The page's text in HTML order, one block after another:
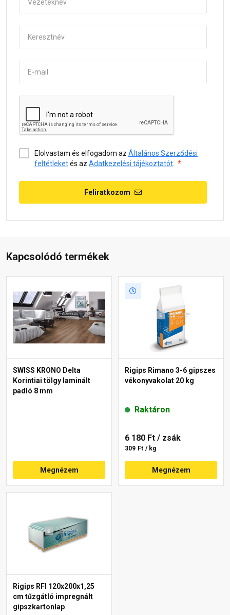
Elolvastam és elfogadom az Általános Szerződési
feltétleketés az Adatkezelési tájékoztatót
Feliratkozom
Kapcsolódó termékek
SWISS KRONO Delta
Korintiai tölgy laminált
padló 8 mm
Megnézem
Rigips Rimano 3-6 gipszes
vékonyvakolat 20 kg
Raktáron
6 180 Ft / zsák
309 Ft / kg
Megnézem
Rigips RFI 120x200x1,25
cm tűzgátló impregnált
gipszkartonlap